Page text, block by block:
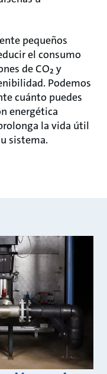
pequeños
el consumo
de CO₂ y
Podemos
cuánto puedes
energética
la vida útil
sistema.